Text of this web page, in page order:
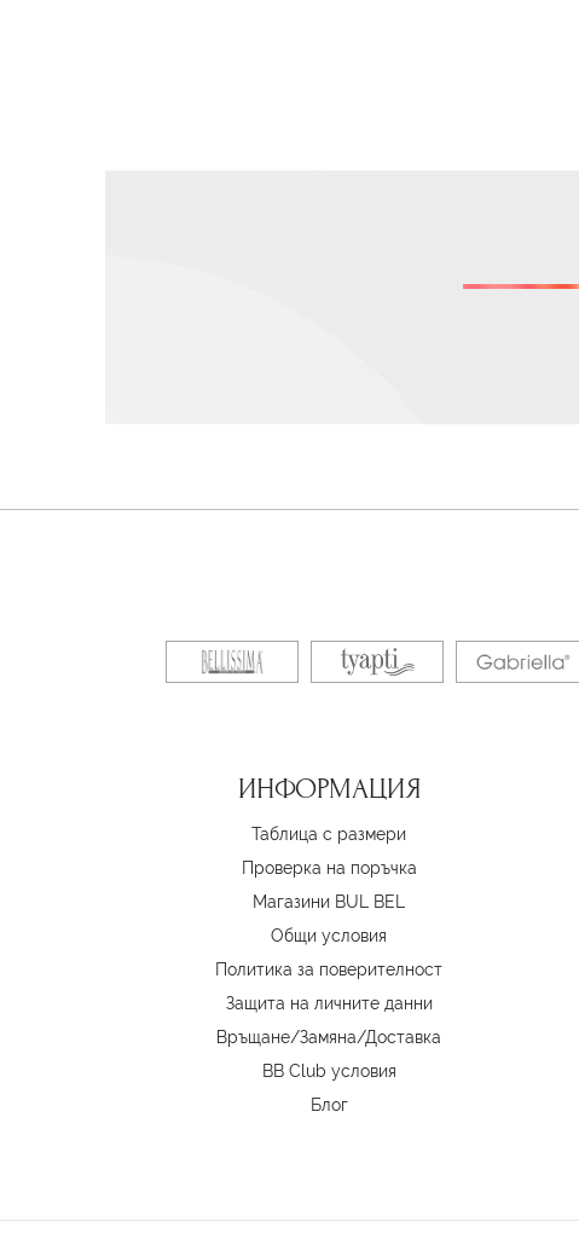
ИНФОРМАЦИЯ
Таблица с размери
Проверка на поръчка
Магазини BUL BEL
Oбщи условия
Политика за поверителност
Защита на личните данни
Връщане/Замяна/Доставка
BB Club условия
Блог